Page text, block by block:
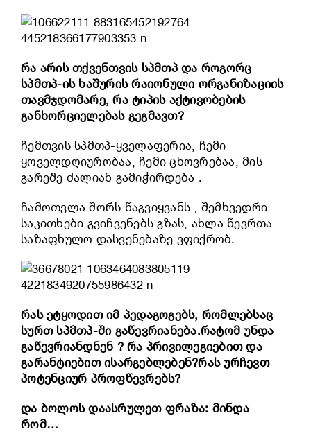
რა არის თქვენთვის სპმთპ და როგორც
სპმთპ-ის ხაშურის რაიონული ორგანიზაციის
თავმჯდომარე, რა ტიპის აქტივობების
განხორციელებას გეგმავთ?
ჩემთვის სპმთპ-ყველაფერია, ჩემი
ყოველდღიურობაა, ჩემი ცხოვრებაა, მის
გარეშე ძალიან გამიჭირდება .
ჩამოთვლა შორს წაგვიყვანს , შემხვედრი
საკითხები გვიჩვენებს გზას, ახლა წევრთა
საზაფხულო დასვენებაზე ვფიქრობ.
რას ეტყოდით იმ პედაგოგებს, რომლებსაც
სურთ სპმთპ-ში გაწევრიანება.რატომ უნდა
გაწევრიანდნენ ? რა პრივილეგიებით და
გარანტიებით ისარგებლებენ?რას ურჩევთ
პოტენციურ პროფწევრებს?
და ბოლოს დაასრულეთ ფრაზა: მინდა
რომ…